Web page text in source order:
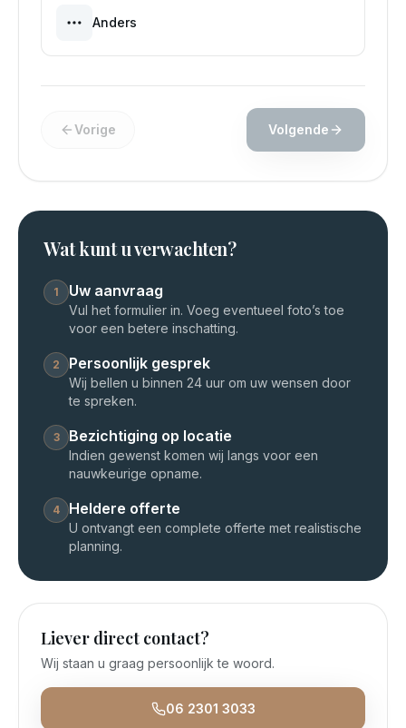
Anders
Vorige Volgende
Wat kunt u verwachten?
1 Uw aanvraag
Vul het formulier in. Voeg eventueel foto’s toe
voor een betere inschatting.
2 Persoonlijk gesprek
Wij bellen u binnen 24 uur om uw wensen door
te spreken.
3 Bezichtiging op locatie
Indien gewenst komen wij langs voor een
nauwkeurige opname.
4 Heldere offerte
U ontvangt een complete offerte met realistische
planning.
Liever direct contact?
Wij staan u graag persoonlijk te woord.
06 2301 3033